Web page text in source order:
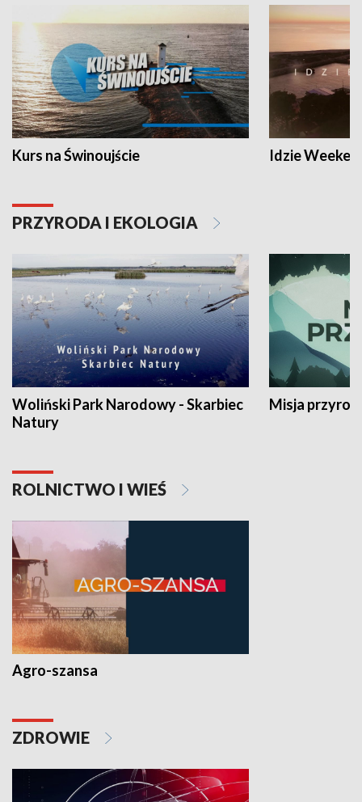
Kurs na Świnoujście Idzie
PRZYRODA I EKOLOGIA
Woliński Park Narodowy - Skarbiec
Natury
Misja
ROLNICTWO I WIEŚ
Agro-szansa
ZDROWIE